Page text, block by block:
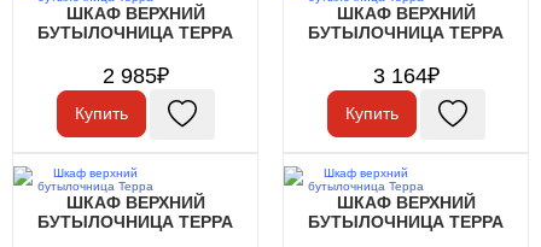
ШКАФ ВЕРХНИЙ
БУТЫЛОЧНИЦА ТЕРРА
2 985₽
Купить
ШКАФ ВЕРХНИЙ
БУТЫЛОЧНИЦА ТЕРРА
3 164₽
Купить
ШКАФ ВЕРХНИЙ
БУТЫЛОЧНИЦА ТЕРРА
ШКАФ ВЕРХНИЙ
БУТЫЛОЧНИЦА ТЕРРА